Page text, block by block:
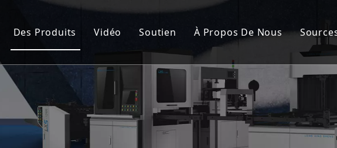
Des Produits
Machine de fabrication de cartons rigides automatique
Positionnement de la couverture rigide et de la boîte rigide
Machine de fabrication de boîtes rigides semi-automatique
Machine à rainurer
Vidéo
Soutien
Service après-vente
FAQ
Cas
À Propos De Nous